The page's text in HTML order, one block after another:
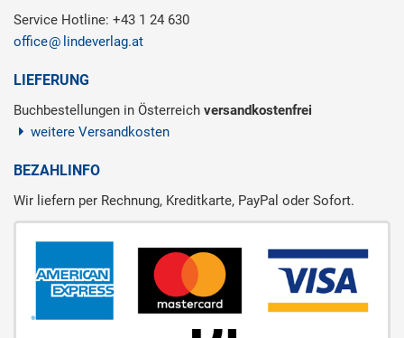
Service Hotline: +43 1 24 630
office
lindeverlag.at
LIEFERUNG
Buchbestellungen in Österreich versandkostenfrei
weitere Versandkosten
BEZAHLINFO
Wir liefern per Rechnung, Kreditkarte, PayPal oder Sofort.